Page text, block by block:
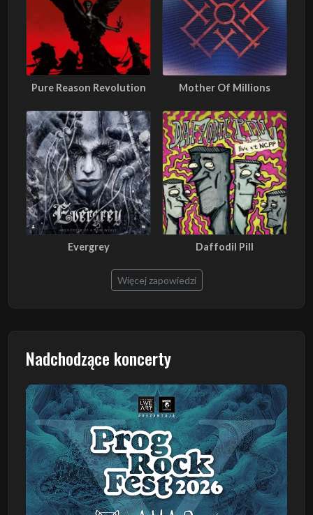
Pure Reason Revolution Mother Of Millions
Evergrey Daffodil Pill
Więcej zapowiedzi
Nadchodzące koncerty